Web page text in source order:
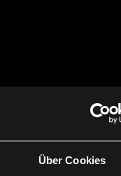
Über Cookies